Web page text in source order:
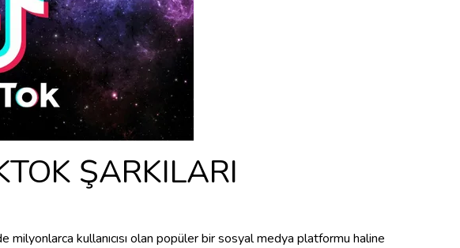
ŞARKILARI
milyonlarca kullanıcısı olan popüler bir sosyal medya platformu haline